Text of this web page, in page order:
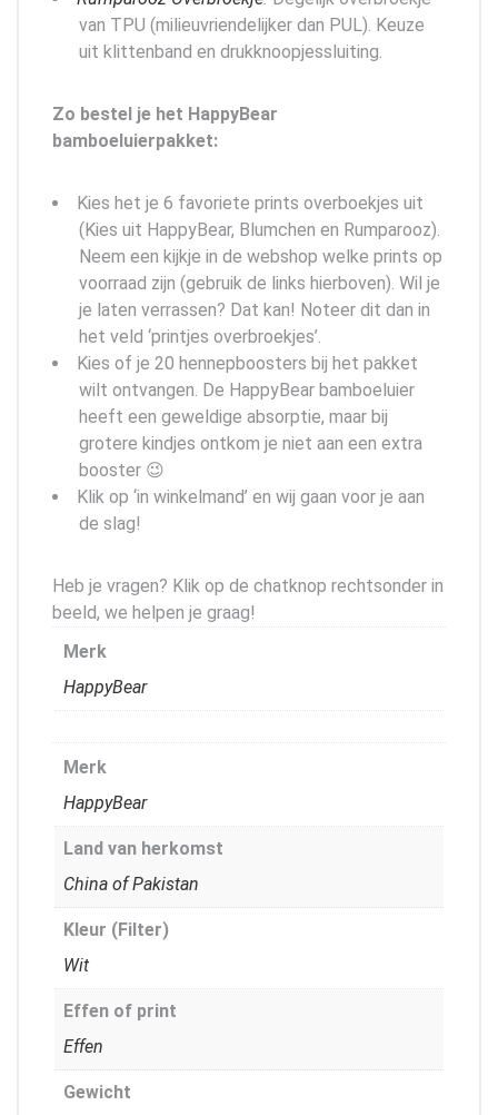
van TPU (milieuvriendelijker dan PUL). Keuze
uit klittenband en drukknoopjessluiting.
Zo bestel je het HappyBear
bamboeluierpakket:
Kies het je 6 favoriete prints overboekjes uit
(Kies uit HappyBear, Blumchen en Rumparooz).
Neem een kijkje in de webshop welke prints op
voorraad zijn (gebruik de links hierboven). Wil je
je laten verrassen? Dat kan! Noteer dit dan in
het veld ‘printjes overbroekjes’.
Kies of je 20 hennepboosters bij het pakket
wilt ontvangen. De HappyBear bamboeluier
heeft een geweldige absorptie, maar bij
grotere kindjes ontkom je niet aan een extra
booster 😉
Klik op ‘in winkelmand’ en wij gaan voor je aan
de slag!
Heb je vragen? Klik op de chatknop rechtsonder in
beeld, we helpen je graag!
Merk
HappyBear
Merk
HappyBear
Land van herkomst
China of Pakistan
Kleur (Filter)
Wit
Effen of print
Effen
Gewicht